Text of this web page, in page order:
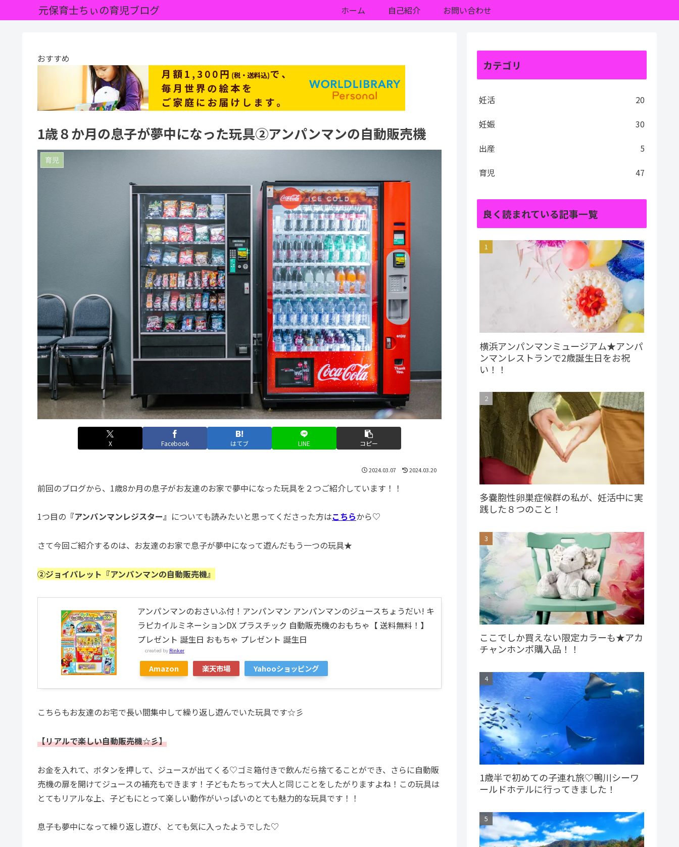
元保育士ちぃの育児ブログ ホーム 自己紹介 お問い合わせ
おすすめ
1歳８か月の息子が夢中になった玩具②アンパンマンの自動販売機
育児
X Facebook はてブ LINE コピー
2024.03.07 2024.03.20
前回のブログから、1歳8か月の息子がお友達のお家で夢中になった玩具を２つご紹介しています！！
1つ目の 『アンパンマンレジスター』 についても読みたいと思ってくださった方はこちらから♡
さて今回ご紹介するのは、お友達のお家で息子が夢中になって遊んだもう一つの玩具★
②ジョイパレット『アンパンマンの自動販売機』
アンパンマンのおさいふ付！アンパンマン アンパンマンのジュースちょうだい! キ
ラピカイルミネーションDX プラスチック 自動販売機のおもちゃ【 送料無料！】
プレゼント 誕生日 おもちゃ プレゼント 誕生日
created by Rinker
Amazon 楽天市場 Yahooショッピング
こちらもお友達のお宅で長い間集中して繰り返し遊んでいた玩具です☆彡
【リアルで楽しい自動販売機☆彡】
お金を入れて、ボタンを押して、ジュースが出てくる♡ゴミ箱付きで飲んだら捨てることができ、さらに自動販
売機の扉を開けてジュースの補充もできます！子どもたちって大人と同じことをしたがりますよね！この玩具は
とてもリアルな上、子どもにとって楽しい動作がいっぱいのとても魅力的な玩具です！！
息子も夢中になって繰り返し遊び、とても気に入ったようでした♡
カテゴリ
妊活
20
妊娠
30
出産
5
育児
47
良く読まれている記事一覧
横浜アンパンマンミュージアム★アンパ
ンマンレストランで2歳誕生日をお祝
い！！
多嚢胞性卵巣症候群の私が、妊活中に実
践した８つのこと！
ここでしか買えない限定カラーも★アカ
チャンホンポ購入品！！
1歳半で初めての子連れ旅♡鴨川シーワ
ールドホテルに行ってきました！